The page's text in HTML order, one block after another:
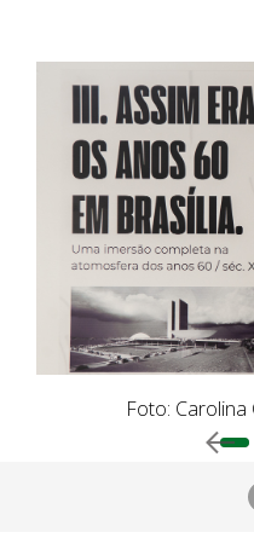
Foto: Carolina